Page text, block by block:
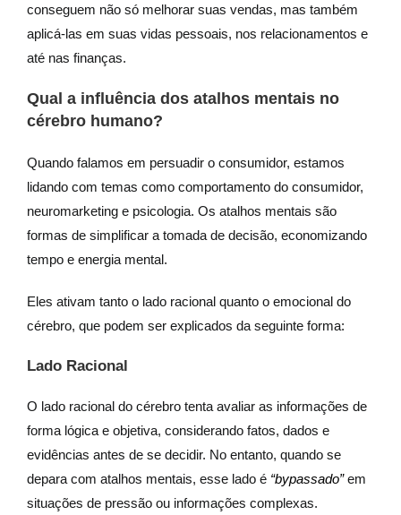
conseguem não só melhorar suas vendas, mas também
aplicá-las em suas vidas pessoais, nos relacionamentos e
até nas finanças.
Qual a influência dos atalhos mentais no
cérebro humano?
Quando falamos em persuadir o consumidor, estamos
lidando com temas como comportamento do consumidor,
neuromarketing e psicologia. Os atalhos mentais são
formas de simplificar a tomada de decisão, economizando
tempo e energia mental.
Eles ativam tanto o lado racional quanto o emocional do
cérebro, que podem ser explicados da seguinte forma:
Lado Racional
O lado racional do cérebro tenta avaliar as informações de
forma lógica e objetiva, considerando fatos, dados e
evidências antes de se decidir. No entanto, quando se
depara com atalhos mentais, esse lado é “bypassado”em
situações de pressão ou informações complexas.